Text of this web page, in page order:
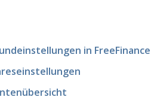
in FreeFinance